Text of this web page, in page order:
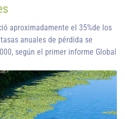
aproximadamente el 35%de los
anuales de pérdida se
según el primer informe Global